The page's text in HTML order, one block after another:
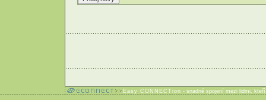
Easy CONNECTion - snadné spojení mezi lidmi,